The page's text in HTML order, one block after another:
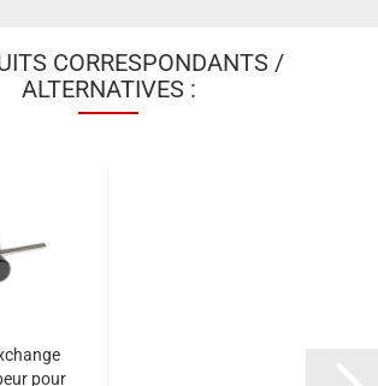
CORRESPONDANTS /
ALTERNATIVES :
pour